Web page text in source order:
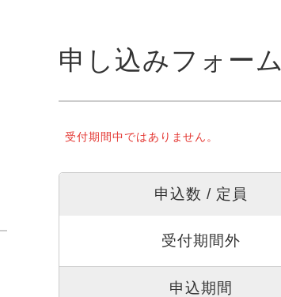
申し込みフォーム
受付期間中ではありません。
申込数 / 定員
受付期間外
申込期間